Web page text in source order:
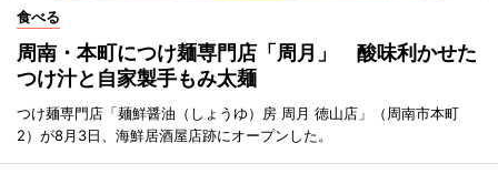
食べる
周南・本町につけ麺専門店「周月」 酸味利かせた
つけ汁と自家製手もみ太麺
つけ麺専門店「麺鮮醤油（しょうゆ）房 周月 徳山店」（周南市本町
2）が8月3日、海鮮居酒屋店跡にオープンした。